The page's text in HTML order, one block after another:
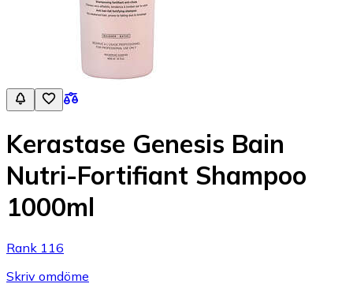
Kerastase Genesis Bain
Nutri-Fortifiant Shampoo
1000ml
Rank 116
Skriv omdöme